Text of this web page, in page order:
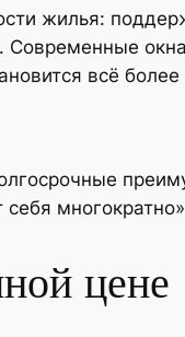
жилья:
Современные
всё
цене